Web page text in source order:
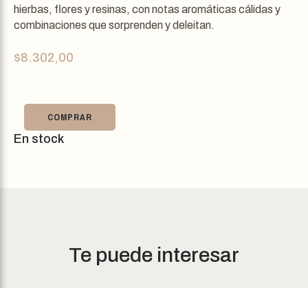
hierbas, flores y resinas, con notas aromáticas cálidas y
combinaciones que sorprenden y deleitan.
$8.302,00
COMPRAR
En stock
Te puede interesar